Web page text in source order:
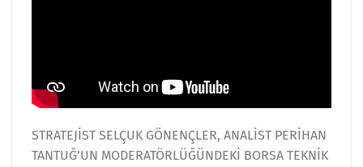
STRATEJİST SELÇUK GÖNENÇLER, ANALİST PERİHAN
TANTUĞ’UN MODERATÖRLÜĞÜNDEKİ BORSA TEKNİK